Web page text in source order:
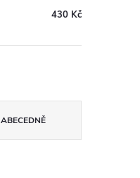
430 Kč
ABECEDNĚ